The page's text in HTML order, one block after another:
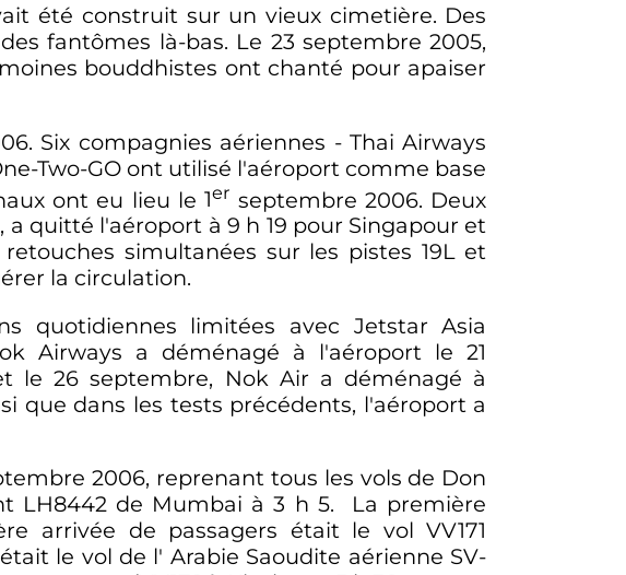
été construit sur un vieux cimetière. Des
fantômes là-bas. Le 23 septembre 2005,
bouddhistes ont chanté pour apaiser
Six compagnies aériennes - Thai Airways
Two-GO ont utilisé l'aéroport comme base
ont eu lieu le 1er septembre 2006. Deux
a quitté l'aéroport à 9 h 19 pour Singapour et
simultanées sur les pistes 19L et
la circulation.
quotidiennes limitées avec Jetstar Asia
Airways a déménagé à l'aéroport le 21
le 26 septembre, Nok Air a déménagé à
que dans les tests précédents, l'aéroport a
2006, reprenant tous les vols de Don
LH8442 de Mumbai à3 h 5. La première
arrivée de passagers était le vol VV171
le vol de l' Arabie Saoudite aérienne SV-